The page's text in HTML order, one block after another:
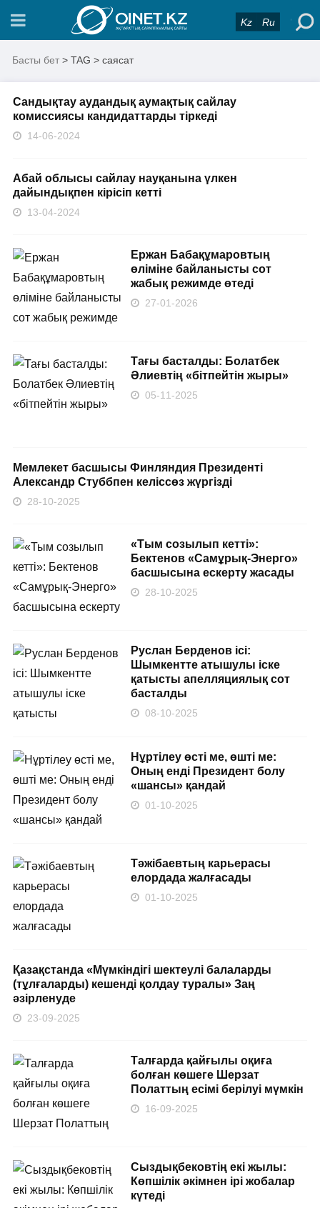
Kz Ru
Басты бет > TAG > саясат
Сандықтау аудандық аумақтық сайлау
комиссиясы кандидаттарды тіркеді
14-06-2024
Абай облысы сайлау науқанына үлкен
дайындықпен кірісіп кетті
13-04-2024
Ержан Бабақұмаровтың
өліміне байланысты сот
жабық режимде өтеді
27-01-2026
Тағы басталды: Болатбек
Әлиевтің «бітпейтін жыры»
05-11-2025
Мемлекет басшысы Финляндия Президенті
Александр Стуббпен келіссөз жүргізді
28-10-2025
«Тым созылып кетті»:
Бектенов «Самұрық-Энерго»
басшысына ескерту жасады
28-10-2025
Руслан Берденов ісі:
Шымкентте атышулы іске
қатысты апелляциялық сот
басталды
08-10-2025
Нұртілеу өсті ме, өшті ме:
Оның енді Президент болу
«шансы» қандай
01-10-2025
Тәжібаевтың карьерасы
елордада жалғасады
01-10-2025
Қазақстанда «Мүмкіндігі шектеулі балаларды
(тұлғаларды) кешенді қолдау туралы» Заң
әзірленуде
23-09-2025
Талғарда қайғылы оқиға
болған көшеге Шерзат
Полаттың есімі берілуі мүмкін
16-09-2025
Сыздықбековтің екі жылы:
Көпшілік әкімнен ірі жобалар
күтеді